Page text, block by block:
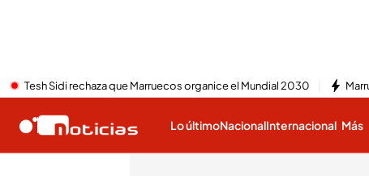
Tesh Sidi rechaza que Marruecos organice el Mundial 2030
Lo últimoNacionalInternacional Más